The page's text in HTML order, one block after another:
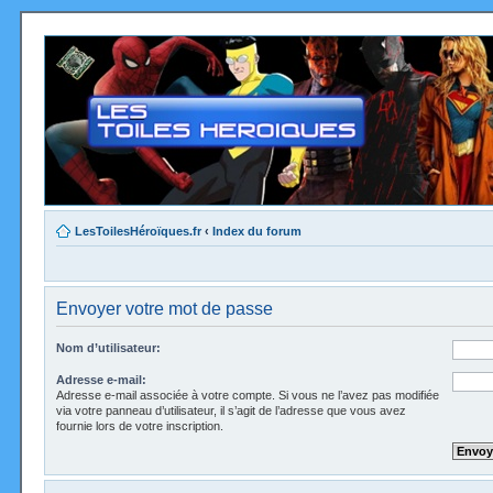
LesToilesHéroïques.fr ‹ Index du forum
Envoyer votre mot de passe
Nom d’utilisateur:
Adresse e-mail:
Adresse e-mail associée à votre compte. Si vous ne l’avez pas modifiée
via votre panneau d’utilisateur, il s’agit de l’adresse que vous avez
fournie lors de votre inscription.